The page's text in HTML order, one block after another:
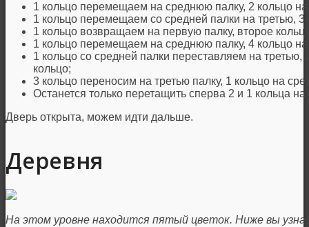
1 кольцо перемещаем на среднюю палку, 2 кольцо на
1 кольцо перемещаем со средней палки на третью,
1 кольцо возвращаем на первую палку, второе
1 кольцо перемещаем на среднюю палку, 4 кольцо
1 кольцо со средней палки переставляем на
кольцо;
3 кольцо переносим на третью палку, 1 кольцо на
Останется только перетащить сперва 2 и 1 кольца
Дверь открыта, можем идти дальше.
Деревня
На этом уровне находится пятый цветок. Ниже вы